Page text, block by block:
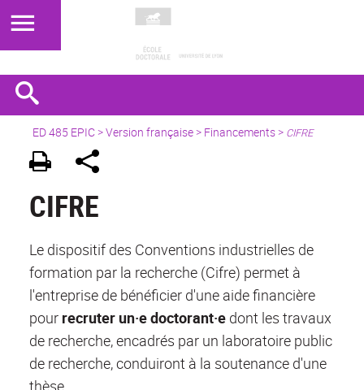
ED 485 EPIC>Version française> Financements > CIFRE
CIFRE
Le dispositif des Conventions industrielles de
formation par la recherche (Cifre) permet à
l'entreprise de bénéficier d'une aide financière
pour recruter un·e doctorant·e dont les travaux
de recherche, encadrés par un laboratoire public
de recherche, conduiront à la soutenance d'une
thèse.